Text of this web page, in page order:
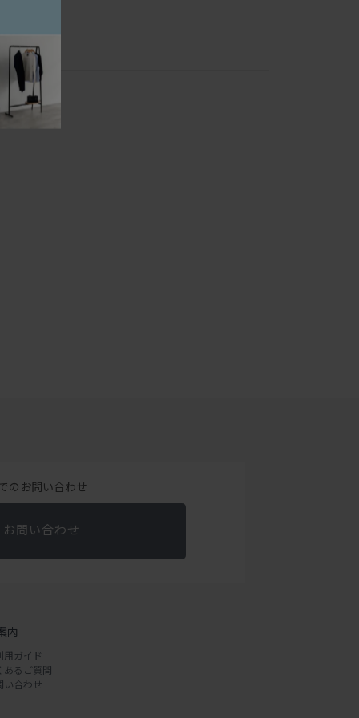
のお問い合わせ
お問い合わせ
内
用ガイド
あるご質問
い合わせ